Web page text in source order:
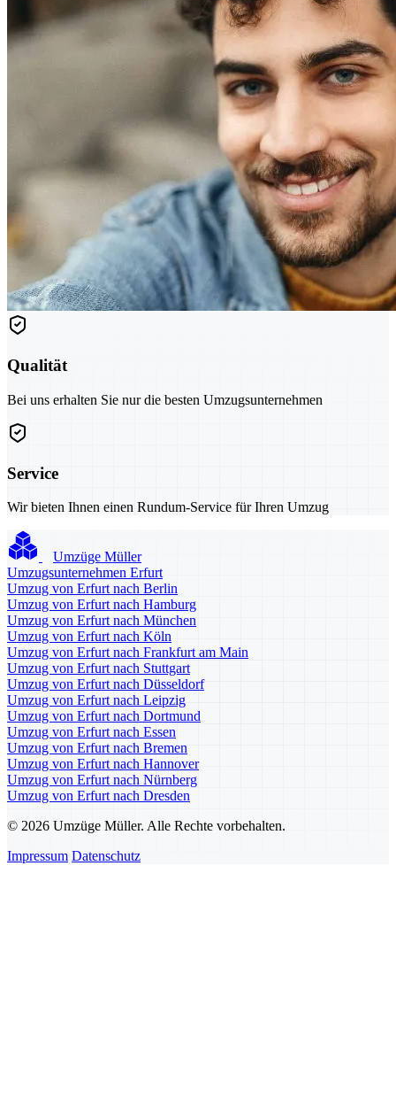
Qualität
Bei uns erhalten Sie nur die besten Umzugsunternehmen
Service
Wir bieten Ihnen einen Rundum-Service für Ihren Umzug
Umzüge Müller
Umzugsunternehmen Erfurt
Umzug von Erfurt nach Berlin
Umzug von Erfurt nach Hamburg
Umzug von Erfurt nach München
Umzug von Erfurt nach Köln
Umzug von Erfurt nach Frankfurt am Main
Umzug von Erfurt nach Stuttgart
Umzug von Erfurt nach Düsseldorf
Umzug von Erfurt nach Leipzig
Umzug von Erfurt nach Dortmund
Umzug von Erfurt nach Essen
Umzug von Erfurt nach Bremen
Umzug von Erfurt nach Hannover
Umzug von Erfurt nach Nürnberg
Umzug von Erfurt nach Dresden
© 2026 Umzüge Müller. Alle Rechte vorbehalten.
Impressum Datenschutz